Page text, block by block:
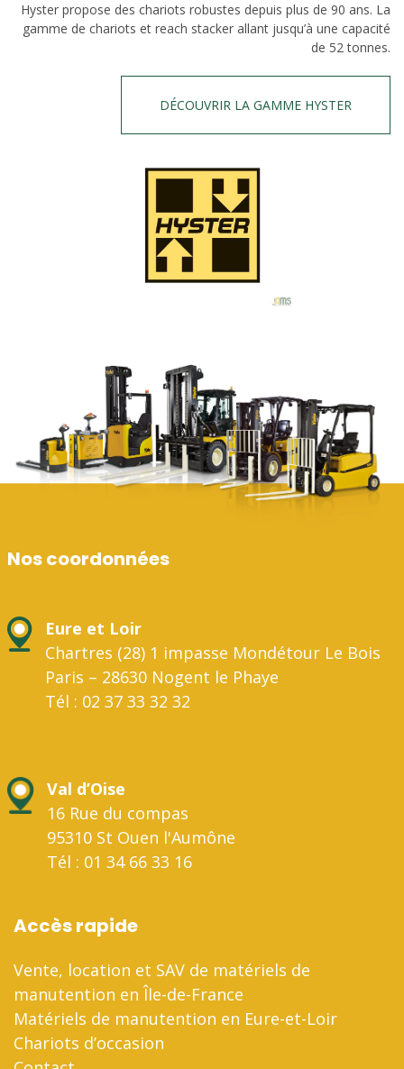
Hyster propose des chariots robustes depuis plus de 90 ans. La
gamme de chariots et reach stacker allant jusqu’à une capacité
de 52 tonnes.
DÉCOUVRIR LA GAMME HYSTER
Nos coordonnées
Eure et Loir
Chartres (28) 1 impasse Mondétour Le Bois
Paris – 28630 Nogent le Phaye
Tél : 02 37 33 32 32
Val d’Oise
16 Rue du compas
95310 St Ouen l'Aumône
Tél : 01 34 66 33 16
Accès rapide
Vente, location et SAV de matériels de
manutention en Île-de-France
Matériels de manutention en Eure-et-Loir
Chariots d’occasion